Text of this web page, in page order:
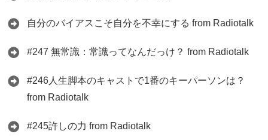
自分のバイアスこそ自分を不幸にする from Radiotalk
#247 無常識：常識ってなんだっけ？ from Radiotalk
#246人生脚本のキャストで1番のキーパーソンは？
from Radiotalk
#245許しの力 from Radiotalk